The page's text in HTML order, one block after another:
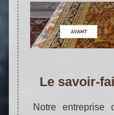
Le savoir-
Notre